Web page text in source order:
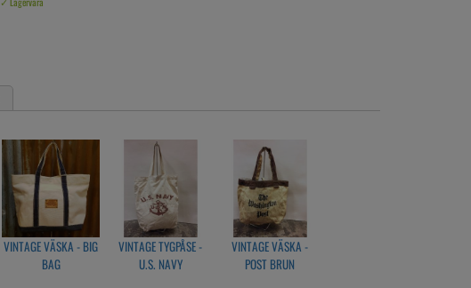
VINTAGE VÄSKA - BIG
BAG
VINTAGE TYGPÅSE -
U.S. NAVY
VINTAGE VÄSKA -
POST BRUN